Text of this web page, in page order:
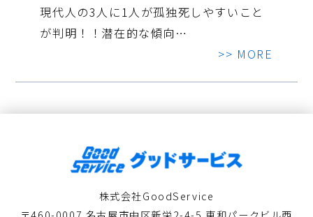
現代人の3人に1人が孤独死しやすいこと
が判明！！潜在的な傾向…
>> MORE
株式会社GoodService